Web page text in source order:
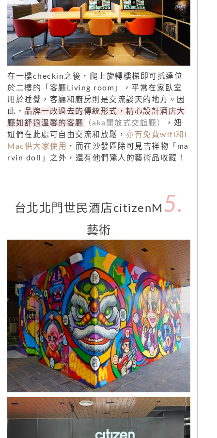
在一樓checkin之後，爬上旋轉樓梯即可抵達位
於二樓的「客廳Living room」，平常在家臥室
用於睡覺，客廳和廚房則是交流談天的地方。因
此， 品牌一改過去的傳統形式，精心設計酒店大
廳如舒適溫馨的客廳 （aka開放式交誼廳）
，妞
妞們在此處可自由交流和放鬆， 亦有免費wifi和i
Mac供大家使用
，而在沙發區除可見吉祥物「ma
rvin doll」之外，還有他們驚人的藝術品收藏！
台北北門世民酒店citizenM 5.
藝術